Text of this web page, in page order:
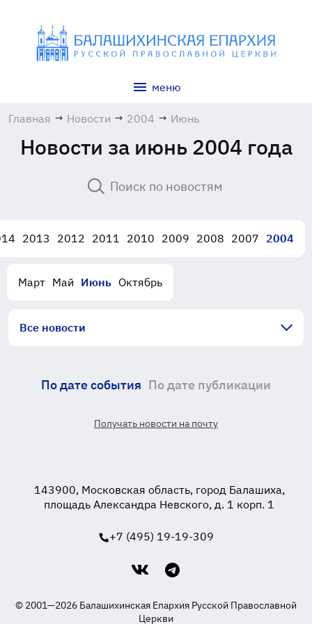
меню
Главная → Новости → 2004 → Июнь
Новости за июнь 2004 года
2013 2012 2011 2010 2009 2008 2007 2004
Март Май Июнь Октябрь
Все новости
По дате события По дате публикации
Получать новости на почту
143900, Московская область, город Балашиха,
площадь Александра Невского, д. 1 корп. 1
+7 (495) 19-19-309
© 2001—2026 Балашихинская Епархия Русской Православной
Церкви